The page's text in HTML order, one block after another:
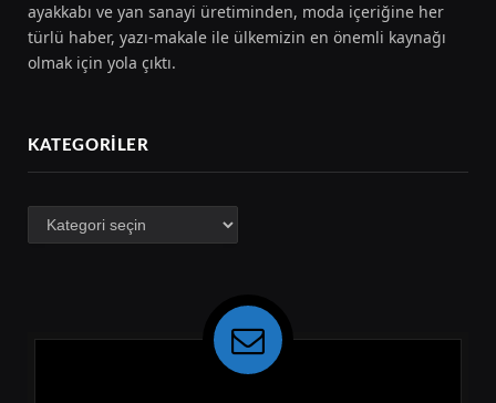
ayakkabı ve yan sanayi üretiminden, moda içeriğine her
türlü haber, yazı-makale ile ülkemizin en önemli kaynağı
olmak için yola çıktı.
KATEGORILER
Kategoriler